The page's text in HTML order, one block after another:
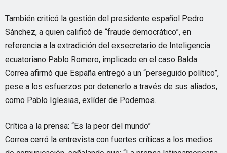
También criticó la gestión del presidente español Pedro
Sánchez, a quien calificó de “fraude democrático”, en
referencia a la extradición del exsecretario de Inteligencia
ecuatoriano Pablo Romero, implicado en el caso Balda.
Correa afirmó que España entregó a un “perseguido político”,
pese a los esfuerzos por detenerlo a través de sus aliados,
como Pablo Iglesias, exlíder de Podemos.
Crítica a la prensa: “Es la peor del mundo”
Correa cerró la entrevista con fuertes críticas a los medios